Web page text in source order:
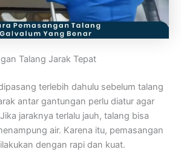
Talang Jarak Tepat
terlebih dahulu sebelum talang
antar gantungan perlu diatur agar
jaraknya terlalu jauh, talang bisa
air. Karena itu, pemasangan
dengan rapi dan kuat.